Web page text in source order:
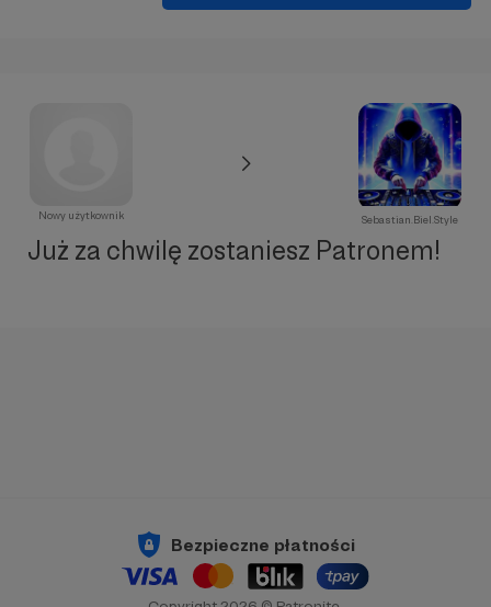
Nowy użytkownik Sebastian.Biel.Style
Już za chwilę zostaniesz Patronem!
Bezpieczne płatności